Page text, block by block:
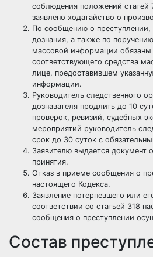
соблюдения положений статей
заявлено ходатайство о
По сообщению о преступлении,
дознания, а также по
массовой информации обязаны
соответствующего средства
лице, предоставившем
информации.
Руководитель следственного
дознавателя продлить до 10
проверок, ревизий, судебных
мероприятий руководитель
срок до 30 суток с
Заявителю выдается документ
принятия.
Отказ в приеме сообщения о
настоящего Кодекса.
Заявление потерпевшего или
соответствии со статьей 318
сообщения о преступлении
Состав